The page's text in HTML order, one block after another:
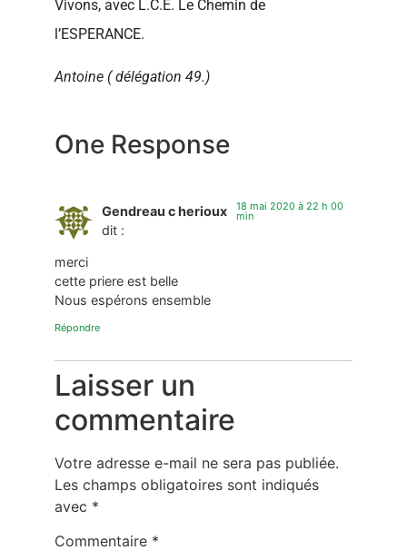
Vivons, avec L.C.E. Le Chemin de
l’ESPERANCE.
Antoine ( délégation 49.)
One Response
Gendreau c herioux
dit :
18 mai 2020 à 22 h 00
min
merci
cette priere est belle
Nous espérons ensemble
Répondre
Laisser un
commentaire
Votre adresse e-mail ne sera pas publiée.
Les champs obligatoires sont indiqués
avec *
Commentaire *